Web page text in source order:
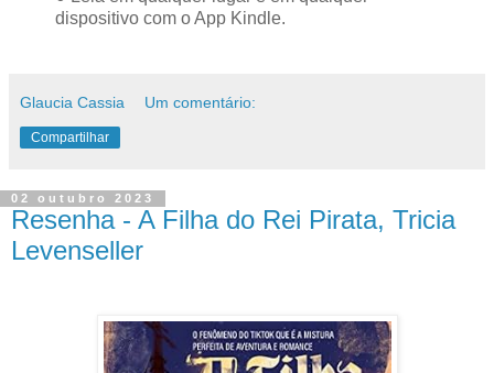
dispositivo com o App Kindle.
Glaucia Cassia Um comentário:
Compartilhar
02 outubro 2023
Resenha - A Filha do Rei Pirata, Tricia
Levenseller